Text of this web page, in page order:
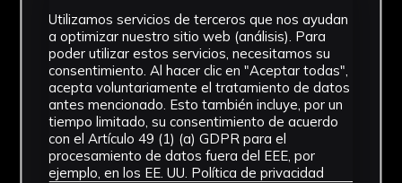
Utilizamos servicios de terceros que nos ayudan
a optimizar nuestro sitio web (análisis). Para
poder utilizar estos servicios, necesitamos su
consentimiento. Al hacer clic en "Aceptar todas",
acepta voluntariamente el tratamiento de datos
antes mencionado. Esto también incluye, por un
tiempo limitado, su consentimiento de acuerdo
con el Artículo 49 (1) (a) GDPR para el
procesamiento de datos fuera del EEE, por
ejemplo, en los EE. UU. Política de privacidad